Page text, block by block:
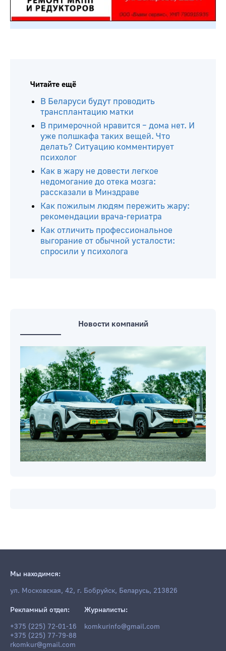
Читайте ещё
В Беларуси будут проводить
трансплантацию матки
В примерочной нравится – дома нет. И
уже полшкафа таких вещей. Что
делать? Ситуацию комментирует
психолог
Как в жару не довести легкое
недомогание до отека мозга:
рассказали в Минздраве
Как пожилым людям пережить жару:
рекомендации врача-гериатра
Как отличить профессиональное
выгорание от обычной усталости:
спросили у психолога
Новости компаний
Мы находимся:
ул. Московская, 42, г. Бобруйск, Беларусь, 213826
Рекламный отдел:
+375 (225) 72-01-16
+375 (225) 77-79-88
rkomkur@gmail.com
Журналисты:
komkurinfo@gmail.com